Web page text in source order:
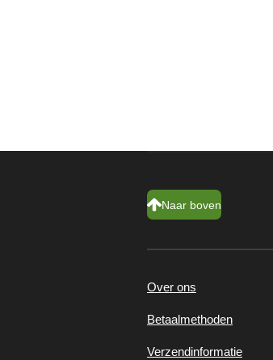
Naar boven
Over ons
Betaalmethoden
Verzendinformatie